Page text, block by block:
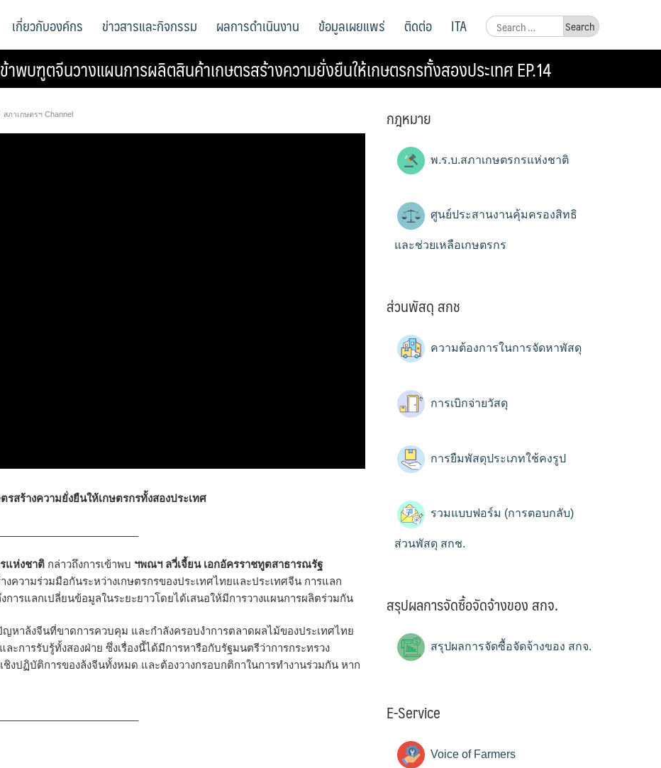
Search
for:
เกี่ยวกับองค์กร ข่าวสารและกิจกรรม ผลการดำเนินงาน ข้อมูลเผยแพร่ ติดต่อ ITA
พบฑูตจีนวางแผนการผลิตสินค้าเกษตรสร้างความยั่งยืนให้เกษตรกรทั้งสองประเทศ EP.14
สภาเกษตรฯ Channel
สร้างความยั่งยืนให้เกษตรกรทั้งสองประเทศ
แห่งชาติ กล่าวถึงการเข้าพบ ฯพณฯ ลวี่เจี้ยน เอกอัครราชทูตสาธารณรัฐ
งความร่วมมือกันระหว่างเกษตรกรของประเทศไทยและประเทศจีน การแลก
การแลกเปลี่ยนข้อมูลในระยะยาวโดยได้เสนอให้มีการวางแผนการผลิตร่วมกัน
หาล้งจีนที่ขาดการควบคุม และกำลังครอบงำการตลาดผลไม้ของประเทศไทย
ะการรับรู้ทั้งสองฝ่าย ซึ่งเรื่องนี้ได้มีการหารือกับรัฐมนตรีว่าการกระทรวง
ปฏิบัติการของล้งจีนทั้งหมด และต้องวางกรอบกติกาในการทำงานร่วมกัน หาก
กฎหมาย
พ.ร.บ.สภาเกษตรกรแห่งชาติ
ศูนย์ประสานงานคุ้มครองสิทธิ
และช่วยเหลือเกษตรกร
ส่วนพัสดุ สกช
ความต้องการในการจัดหาพัสดุ
การเบิกจ่ายวัสดุ
การยืมพัสดุประเภทใช้คงรูป
รวมแบบฟอร์ม (การตอบกลับ)
ส่วนพัสดุ สกช.
สรุปผลการจัดซื้อจัดจ้างของ สกจ.
สรุปผลการจัดซื้อจัดจ้างของ สกจ.
E-Service
Voice of Farmers